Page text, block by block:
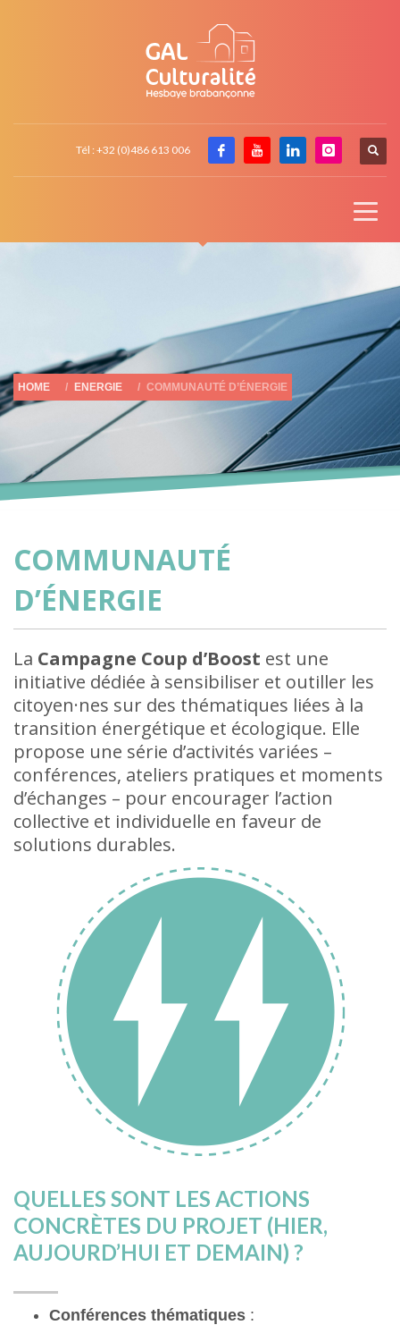
Tél : +32 (0)486 613 006
HOME ENERGIE COMMUNAUTÉ D’ÉNERGIE
COMMUNAUTÉ
D’ÉNERGIE
La Campagne Coup d’Boost est une
initiative dédiée à sensibiliser et outiller les
citoyen·nes sur des thématiques liées à la
transition énergétique et écologique. Elle
propose une série d’activités variées –
conférences, ateliers pratiques et moments
d’échanges – pour encourager l’action
collective et individuelle en faveur de
solutions durables.
QUELLES SONT LES ACTIONS
CONCRÈTES DU PROJET (HIER,
AUJOURD’HUI ET DEMAIN) ?
Conférences thématiques :